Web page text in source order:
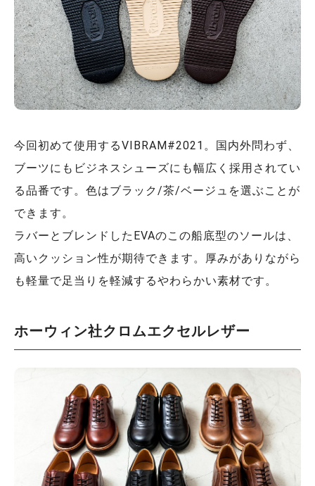
今回初めて使用するVIBRAM#2021。国内外問わず、
ブーツにもビジネスシューズにも幅広く採用されてい
る品番です。色はブラック/茶/ベージュを選ぶことが
できます。
ラバーとブレンドしたEVAのこの船底型のソールは、
高いクッション性が期待できます。厚みがありながら
も軽量で足当りを軽減するやわらかい素材です。
ホーウィン社クロムエクセルレザー